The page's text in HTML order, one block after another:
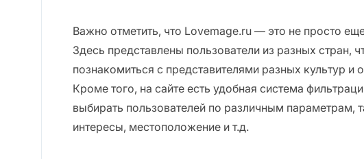
Важно отметить, что Lovemage.ru — это не просто
Здесь представлены пользователи из разных стран,
познакомиться с представителями разных культур и
Кроме того, на сайте есть удобная система
выбирать пользователей по различным параметрам,
интересы, местоположение и т.д.